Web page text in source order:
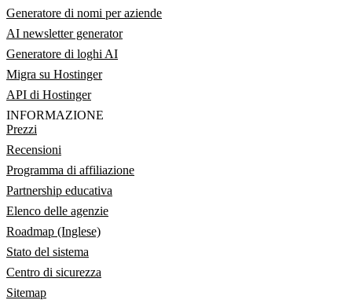
Generatore di nomi per aziende
AI newsletter generator
Generatore di loghi AI
Migra su Hostinger
API di Hostinger
INFORMAZIONE
Prezzi
Recensioni
Programma di affiliazione
Partnership educativa
Elenco delle agenzie
Roadmap (Inglese)
Stato del sistema
Centro di sicurezza
Sitemap